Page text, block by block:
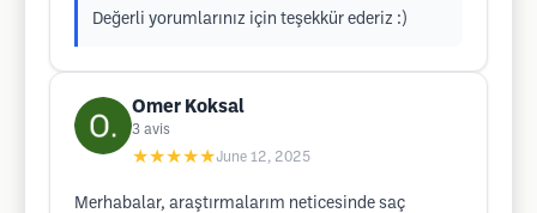
Değerli yorumlarınız için teşekkür ederiz :)
Omer Koksal
3 avis
★★★★★June 12, 2025
Merhabalar, araştırmalarım neticesinde saç